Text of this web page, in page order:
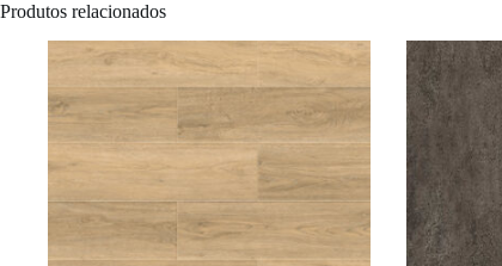
Produtos relacionados